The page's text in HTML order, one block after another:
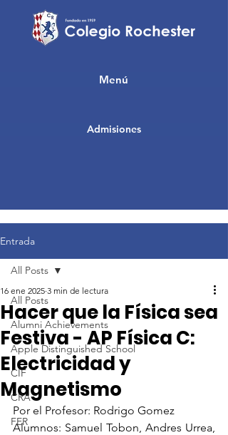
Admisiones
Menú
Entrada
All Posts
Alumni Achievements
Apple Distinguished School
CIF
CRA
FER
All Posts
Hacer que la Física sea
Festiva - AP Física C:
Electricidad y
Magnetismo
16 ene 2025 3 min de lectura
Por el Profesor: Rodrigo Gomez
Alumnos: Samuel Tobon, Andres Urrea,